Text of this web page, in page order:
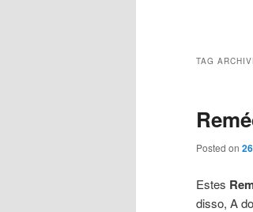
TAG
Posted on
Estes
disso, A